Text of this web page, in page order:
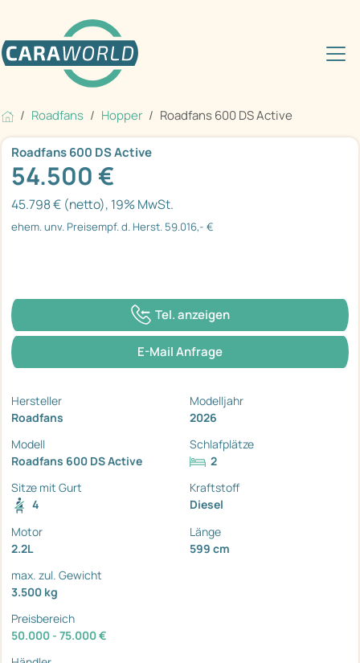
Roadfans Hopper Roadfans 600 DS Active
Roadfans 600 DS Active
54.500 €
45.798 € (netto), 19% MwSt.
ehem. unv. Preisempf. d. Herst. 59.016,- €
Tel. anzeigen
E-Mail Anfrage
Hersteller
Roadfans
Modelljahr
2026
Modell
Roadfans 600 DS Active
Schlafplätze
2
Sitze mit Gurt
4
Kraftstoff
Diesel
Motor
2.2L
Länge
599 cm
max. zul. Gewicht
3.500 kg
Preisbereich
50.000 - 75.000 €